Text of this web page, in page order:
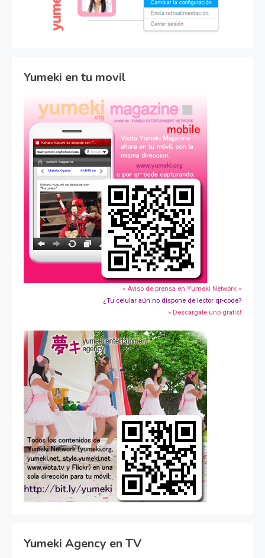
Yumeki en tu movil
» Aviso de prensa en Yumeki Network »
¿Tu celular aún no dispone de lector qr-code?
» Descárgate uno gratis!
Yumeki Agency en TV